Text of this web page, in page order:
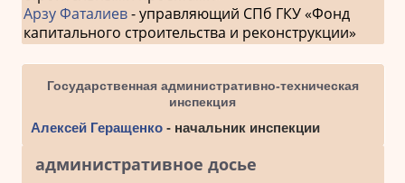
Арзу Фаталиев- управляющий СПб ГКУ «Фонд
капитального строительства и реконструкции»
Государственная административно-техническая
инспекция
Алексей Геращенко- начальник инспекции
административное досье